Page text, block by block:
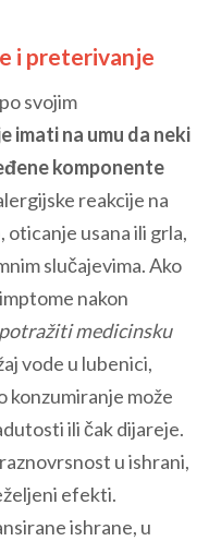
i preterivanje
svojim
imati na umu da neki
komponente
reakcije na
usana ili grla,
slučajevima. Ako
nakon
medicinsku
vode u lubenici,
konzumiranje može
ili čak dijareje.
u ishrani,
efekti.
ishrane, u